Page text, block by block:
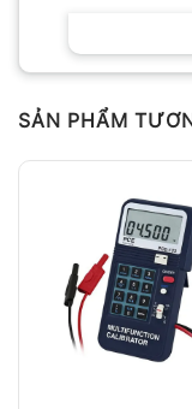
SẢN PHẨM